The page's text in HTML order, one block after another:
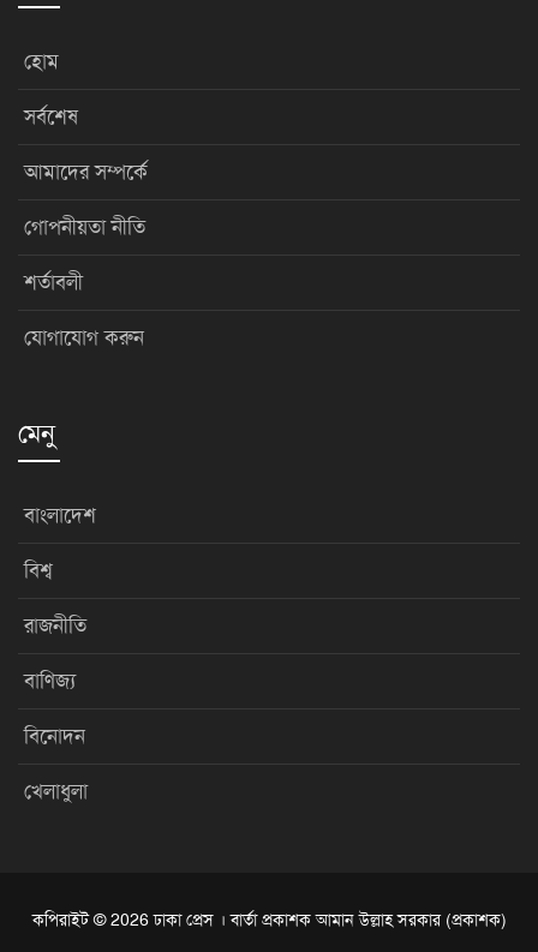
হোম
সর্বশেষ
আমাদের সম্পর্কে
গোপনীয়তা নীতি
শর্তাবলী
যোগাযোগ করুন
মেনু
বাংলাদেশ
বিশ্ব
রাজনীতি
বাণিজ্য
বিনোদন
খেলাধুলা
কপিরাইট © 2026 ঢাকা প্রেস । বার্তা প্রকাশক আমান উল্লাহ সরকার (প্রকাশক)